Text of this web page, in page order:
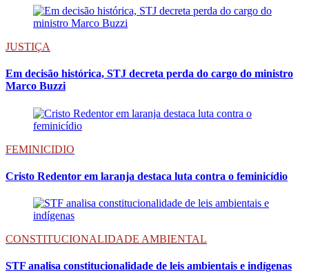
JUSTIÇA
Em decisão histórica, STJ decreta perda do cargo do ministro
Marco Buzzi
FEMINICIDIO
Cristo Redentor em laranja destaca luta contra o feminicídio
CONSTITUCIONALIDADE AMBIENTAL
STF analisa constitucionalidade de leis ambientais e indígenas